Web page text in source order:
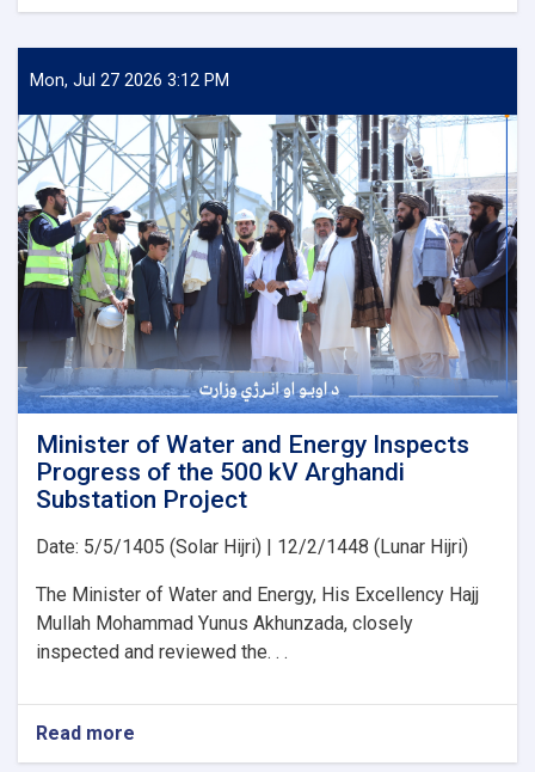
Water
and
Signs
an
agreement
with
Japan’s
PMS
Organization
for
the
Implementation
of
Several
Water
Development
Projects
Mon, Jul 27 2026 3:12 PM
Minister of Water and Energy Inspects
Progress of the 500 kV Arghandi
Substation Project
Date: 5/5/1405 (Solar Hijri) | 12/2/1448 (Lunar Hijri)
The Minister of Water and Energy, His Excellency Hajj
Mullah Mohammad Yunus Akhunzada, closely
inspected and reviewed the. . .
Read more